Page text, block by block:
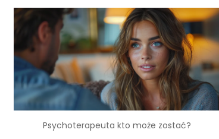
Psychoterapeuta kto może zostać?